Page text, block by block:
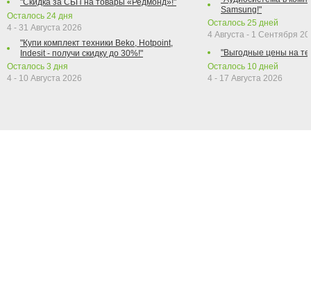
Осталось 24 дня
4 - 31 Августа 2026
"Купи комплект техники Beko, Hotpoint,
Indesit - получи скидку до 30%!"
Осталось 3 дня
4 - 10 Августа 2026
Samsung!"
Осталось 25 дней
4 Августа - 1 Сентября
"Выгодные цены на
Осталось 10 дней
4 - 17 Августа 2026